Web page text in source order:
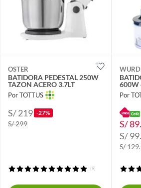
OSTER
BATIDORA PEDESTAL 250W
TAZON ACERO 3.7LT
Por TOTTUS
S/ 219 -27%
S/ 299
(9)
600W
Por
S/
S/
S/